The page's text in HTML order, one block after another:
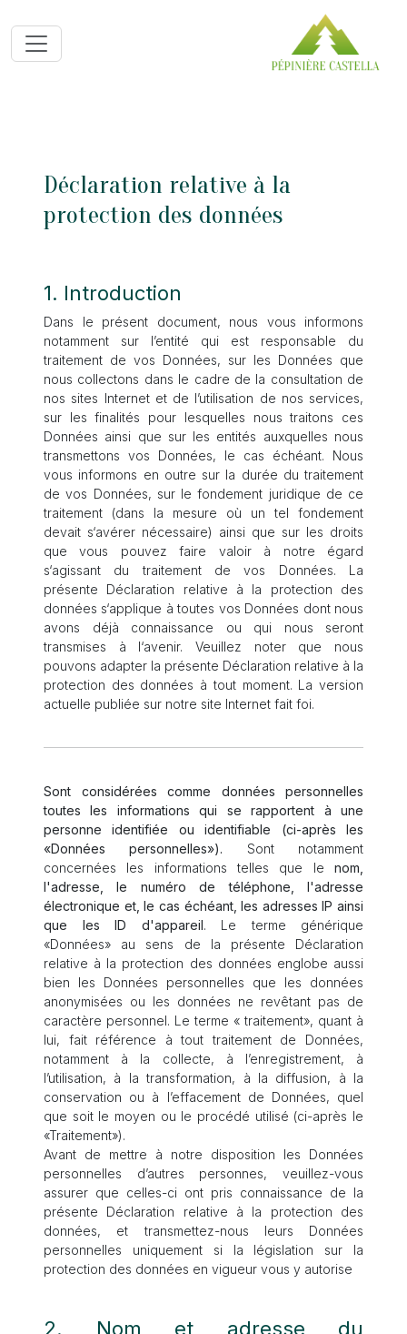
Déclaration relative à la
protection des données
1. Introduction
Dans le présent document, nous vous informons
notamment sur l’entité qui est responsable du
traitement de vos Données, sur les Données que
nous collectons dans le cadre de la consultation de
nos sites Internet et de l’utilisation de nos services,
sur les finalités pour lesquelles nous traitons ces
Données ainsi que sur les entités auxquelles nous
transmettons vos Données, le cas échéant. Nous
vous informons en outre sur la durée du traitement
de vos Données, sur le fondement juridique de ce
traitement (dans la mesure où un tel fondement
devait s‘avérer nécessaire) ainsi que sur les droits
que vous pouvez faire valoir à notre égard
s‘agissant du traitement de vos Données. La
présente Déclaration relative à la protection des
données s‘applique à toutes vos Données dont nous
avons déjà connaissance ou qui nous seront
transmises à l‘avenir. Veuillez noter que nous
pouvons adapter la présente Déclaration relative à la
protection des données à tout moment. La version
actuelle publiée sur notre site Internet fait foi.
Sont considérées comme données personnelles
toutes les informations qui se rapportent à une
personne identifiée ou identifiable (ci-après les
«Données personnelles»). Sont notamment
concernées les informations telles que le nom,
l'adresse, le numéro de téléphone, l'adresse
électronique et, le cas échéant, les adresses IP ainsi
que les ID d'appareil. Le terme générique
«Données» au sens de la présente Déclaration
relative à la protection des données englobe aussi
bien les Données personnelles que les données
anonymisées ou les données ne revêtant pas de
caractère personnel. Le terme « traitement», quant à
lui, fait référence à tout traitement de Données,
notamment à la collecte, à l’enregistrement, à
l’utilisation, à la transformation, à la diffusion, à la
conservation ou à l’effacement de Données, quel
que soit le moyen ou le procédé utilisé (ci-après le
«Traitement»).
Avant de mettre à notre disposition les Données
personnelles d’autres personnes, veuillez-vous
assurer que celles-ci ont pris connaissance de la
présente Déclaration relative à la protection des
données, et transmettez-nous leurs Données
personnelles uniquement si la législation sur la
protection des données en vigueur vous y autorise
2. Nom et adresse du